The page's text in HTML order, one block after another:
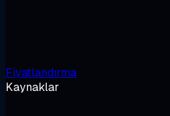
Fiyatlandırma
Kaynaklar